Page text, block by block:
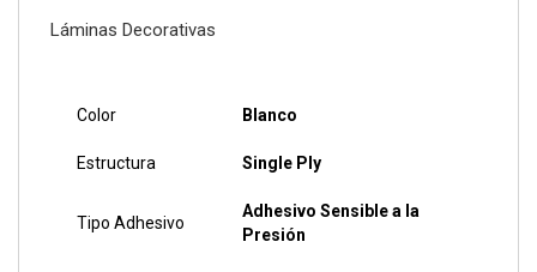
Láminas Decorativas
Color Blanco
Estructura Single Ply
Tipo Adhesivo
Adhesivo Sensible a la
Presión